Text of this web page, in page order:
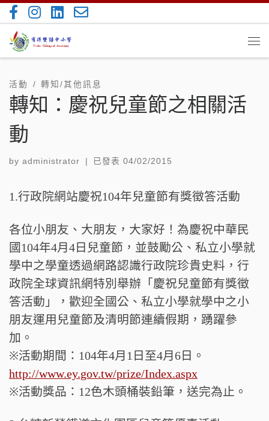
Skip to content
活動 轉知/其他訊息
轉知：慶祝兒童節之相關活
動
by administrator 已發表04/02/2015
1.行政院網站慶祝104年兒童節有獎徵答活動
各位小朋友、大朋友，大家好！為慶祝中華民
國104年4月4日兒童節，並鼓勵公、私立小學就
學中之學童透過網路認識行政院珍貴史料，行
政院全球資訊網特別舉辦「慶祝兒童節有獎徵
答活動」，歡迎全國公、私立小學就學中之小
朋友運用兒童節及清明節連續假期，踴躍參
加。
※活動期間：104年4月1日至4月6日。
http://www.ey.gov.tw/prize/Index.aspx
※活動獎品：12色木頭桶裝鉛筆，送完為止。